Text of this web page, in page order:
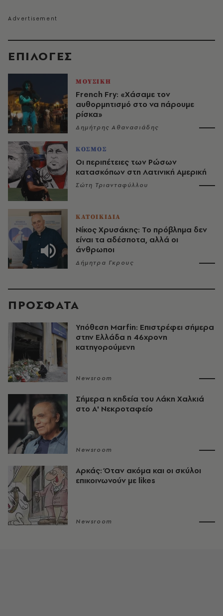
EΠΙΛΟΓΈΣ
ΜΟΥΣΙΚΗ
French Fry: «Χάσαμε τον
αυθορμητισμό στο να πάρουμε
ρίσκα»
Δημήτρης Αθανασιάδης
ΚΟΣΜΟΣ
Οι περιπέτειες των Ρώσων
κατασκόπων στη Λατινική Αμερική
Σώτη Τριανταφύλλου
ΚΑΤΟΙΚΙΔΙΑ
Νίκος Χρυσάκης: Το πρόβλημα δεν
είναι τα αδέσποτα, αλλά οι
άνθρωποι
Δήμητρα Γκρους
ΠΡΟΣΦΑΤΑ
Υπόθεση Marfin: Επιστρέφει σήμερα
στην Ελλάδα η 46χρονη
κατηγορούμενη
Newsroom
Σήμερα η κηδεία του Λάκη Χαλκιά
στο Α' Νεκροταφείο
Newsroom
Αρκάς: Όταν ακόμα και οι σκύλοι
επικοινωνούν με likes
Newsroom